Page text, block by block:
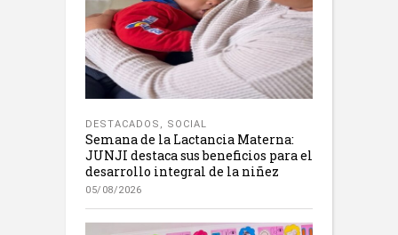
DESTACADOS SOCIAL
Semana de la Lactancia Materna:
JUNJI destaca sus beneficios para el
desarrollo integral de la niñez
05/08/2026